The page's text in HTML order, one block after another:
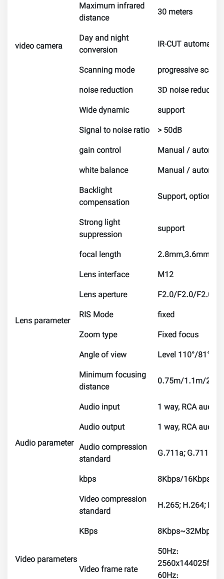
video camera
Maximum infrared
distance
30 meters
Day and night
conversion
IR-CUT automatic
Scanning mode
progressive
noise reduction
3D noise reduction
Wide dynamic
support
Signal to noise ratio
> 50dB
gain control
Manual /
white balance
Manual /
Backlight
compensation
Support, optional
Strong light
suppression
support
Lens parameter
focal length
Lens interface
M12
Lens aperture
F2.0/F2.0/F2.0
RIS Mode
fixed
Zoom type
Fixed focus
Angle of view
Level 110°/81°/
Minimum focusing
distance
0.75m/1.1m/2.4m
Audio parameter
Audio input
1 way, RCA audio
Audio output
1 way, RCA audio
Audio compression
standard
G.711a; G.711Mu;
kbps 8Kbps/16Kbps
Video parameters
Video compression
standard
H.265; H.264;
KBps 8Kbps~32Mbps
Video frame rate
50Hz:
60Hz: